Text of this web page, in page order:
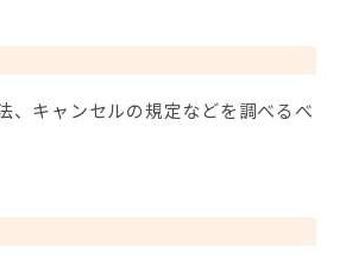
、キャンセルの規定などを調べるべ